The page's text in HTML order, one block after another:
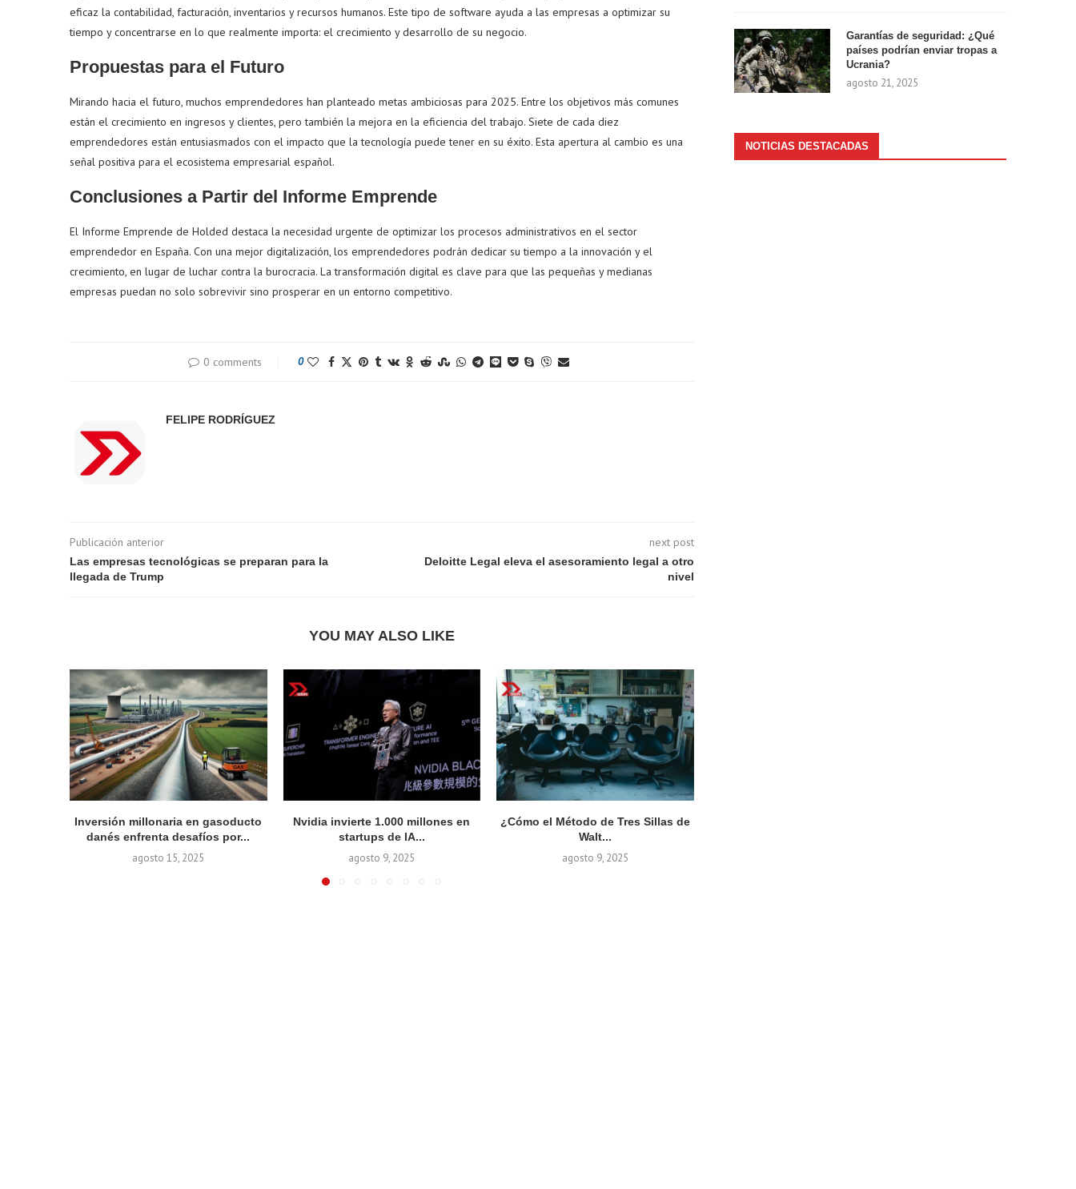
eficaz la contabilidad, facturación, inventarios y recursos humanos. Este tipo de software ayuda a las empresas a optimizar su
tiempo y concentrarse en lo que realmente importa: el crecimiento y desarrollo de su negocio.
Propuestas para el Futuro
Mirando hacia el futuro, muchos emprendedores han planteado metas ambiciosas para 2025. Entre los objetivos más comunes
están el crecimiento en ingresos y clientes, pero también la mejora en la eficiencia del trabajo. Siete de cada diez
emprendedores están entusiasmados con el impacto que la tecnología puede tener en su éxito. Esta apertura al cambio es una
señal positiva para el ecosistema empresarial español.
Conclusiones a Partir del Informe Emprende
El Informe Emprende de Holded destaca la necesidad urgente de optimizar los procesos administrativos en el sector
emprendedor en España. Con una mejor digitalización, los emprendedores podrán dedicar su tiempo a la innovación y el
crecimiento, en lugar de luchar contra la burocracia. La transformación digital es clave para que las pequeñas y medianas
empresas puedan no solo sobrevivir sino prosperar en un entorno competitivo.
0 comments 0
FELIPE RODRÍGUEZ
Publicación anterior
Las empresas tecnológicas se preparan para la
llegada de Trump
next post
Deloitte Legal eleva el asesoramiento legal a otro
nivel
YOU MAY ALSO LIKE
Inversión millonaria en gasoducto
danés enfrenta desafíos por...
agosto 15, 2025
Nvidia invierte 1.000 millones en
startups de IA...
agosto 9, 2025
¿Cómo el Método de Tres Sillas de
Walt...
agosto 9, 2025
Garantías de seguridad: ¿Qué
países podrían enviar tropas a
Ucrania?
agosto 21, 2025
NOTICIAS DESTACADAS